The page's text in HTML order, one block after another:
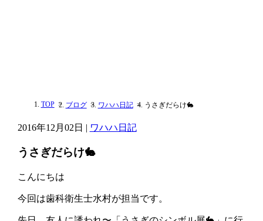
TOP ブログ ワハハ日記 うさぎだらけ🐇
2016年12月02日 | ワハハ日記
うさぎだらけ🐇
こんにちは
今回は歯科衛生士水村が担当です。